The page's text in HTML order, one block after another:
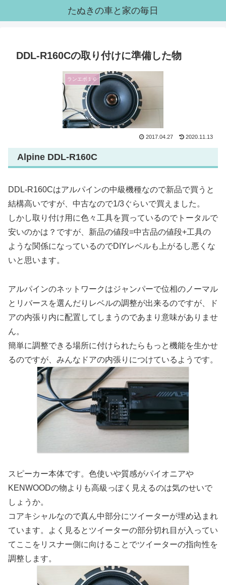
たぬきの車と家の毎日
DDL-R160Cの取り付けに準備した物
ランエボ１０
2017.04.27 2020.11.13
Alpine DDL-R160C
DDL-R160Cはアルパインの中級機種なので新品で買うと
結構高いですが、中古なので1/3ぐらいで買えました。
しかし取り付け用に色々工具を買っているのでトータルで
安いのかは？ですが、新品の値段=中古品の値段+工具の
ような関係になっているのでDIYレベルも上がるし悪くな
いと思います。
アルパインのネットワークはジャンパーで位相のノーマル
とリバースを選んだりレベルの調整が出来るのですが、ド
アの内張り内に配置してしまうのであまり意味がありませ
ん。
簡単に調整できる場所に付けられたらもっと機能を生かせ
るのですが、みんなドアの内張りにつけているようです。
スピーカー本体です。色使いや質感がパイオニアや
KENWOODの物よりも高級っぽく見えるのは気のせいで
しょうか。
コアキシャルなので真ん中部分にツイーターが埋め込まれ
ています。よく見るとツイーターの部分切れ目が入ってい
てここをリスナー側に向けることでツイーターの指向性を
調整します。